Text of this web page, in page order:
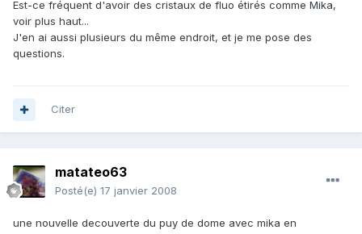
Est-ce fréquent d'avoir des cristaux de fluo étirés comme Mika,
voir plus haut...
J'en ai aussi plusieurs du même endroit, et je me pose des
questions.
Citer
matateo63
Posté(e) 17 janvier 2008
une nouvelle decouverte du puy de dome avec mika en